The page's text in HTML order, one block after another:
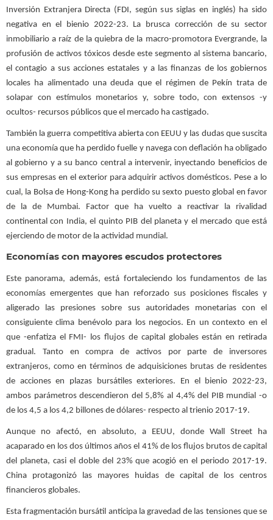
Inversión Extranjera Directa (FDI, según sus siglas en inglés) ha sido
negativa en el bienio 2022-23. La brusca corrección de su sector
inmobiliario a raíz de la quiebra de la macro-promotora Evergrande, la
profusión de activos tóxicos desde este segmento al sistema bancario,
el contagio a sus acciones estatales y a las finanzas de los gobiernos
locales ha alimentado una deuda que el régimen de Pekín trata de
solapar con estímulos monetarios y, sobre todo, con extensos -y
ocultos- recursos públicos que el mercado ha castigado.
También la guerra competitiva abierta con EEUU y las dudas que suscita
una economía que ha perdido fuelle y navega con deflación ha obligado
al gobierno y a su banco central a intervenir, inyectando beneficios de
sus empresas en el exterior para adquirir activos domésticos. Pese a lo
cual, la Bolsa de Hong-Kong ha perdido su sexto puesto global en favor
de la de Mumbai. Factor que ha vuelto a reactivar la rivalidad
continental con India, el quinto PIB del planeta y el mercado que está
ejerciendo de motor de la actividad mundial.
Economías con mayores escudos protectores
Este panorama, además, está fortaleciendo los fundamentos de las
economías emergentes que han reforzado sus posiciones fiscales y
aligerado las presiones sobre sus autoridades monetarias con el
consiguiente clima benévolo para los negocios. En un contexto en el
que -enfatiza el FMI- los flujos de capital globales están en retirada
gradual. Tanto en compra de activos por parte de inversores
extranjeros, como en términos de adquisiciones brutas de residentes
de acciones en plazas bursátiles exteriores. En el bienio 2022-23,
ambos parámetros descendieron del 5,8% al 4,4% del PIB mundial -o
de los 4,5 a los 4,2 billones de dólares- respecto al trienio 2017-19.
Aunque no afectó, en absoluto, a EEUU, donde Wall Street ha
acaparado en los dos últimos años el 41% de los flujos brutos de capital
del planeta, casi el doble del 23% que acogió en el periodo 2017-19.
China protagonizó las mayores huidas de capital de los centros
financieros globales.
Esta fragmentación bursátil anticipa la gravedad de las tensiones que se